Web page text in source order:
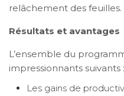
relâchement des feuilles.
Résultats et avantages
L’ensemble du
impressionnants suivants :
Les gains de